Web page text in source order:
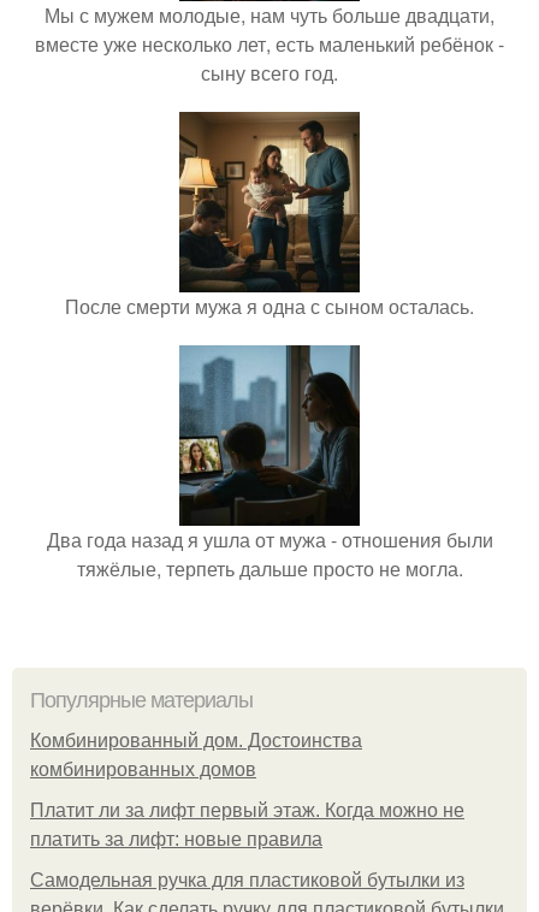
Мы с мужем молодые, нам чуть больше двадцати,
вместе уже несколько лет, есть маленький ребёнок -
сыну всего год.
После смерти мужа я одна с сыном осталась.
Два года назад я ушла от мужа - отношения были
тяжёлые, терпеть дальше просто не могла.
Популярные материалы
Комбинированный дом. Достоинства
комбинированных домов
Платит ли за лифт первый этаж. Когда можно не
платить за лифт: новые правила
Самодельная ручка для пластиковой бутылки из